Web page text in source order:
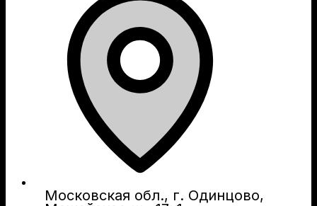
Московская обл., г. Одинцово,